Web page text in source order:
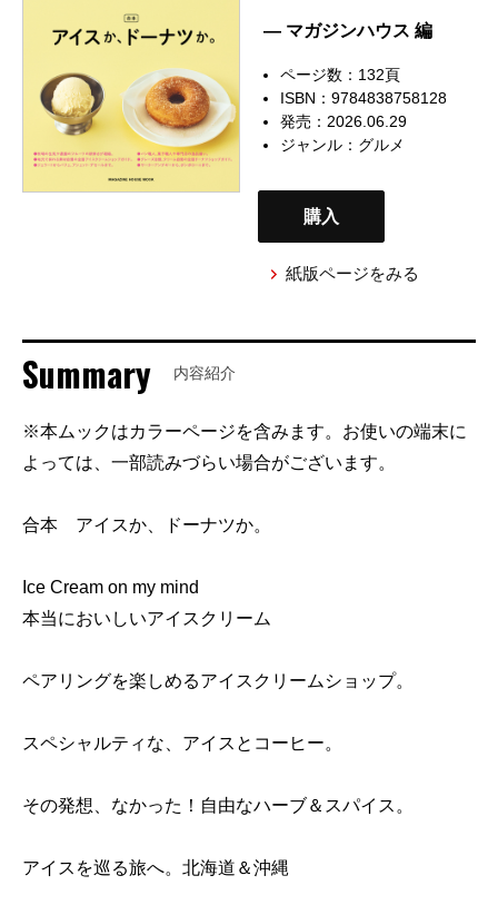
— マガジンハウス 編
ページ数：132頁
ISBN：9784838758128
発売：2026.06.29
ジャンル： グルメ
購入
紙版ページをみる
Summary 内容紹介
※本ムックはカラーページを含みます。お使いの端末に
よっては、一部読みづらい場合がございます。
合本 アイスか、ドーナツか。
Ice Cream on my mind
本当においしいアイスクリーム
ペアリングを楽しめるアイスクリームショップ。
スペシャルティな、アイスとコーヒー。
その発想、なかった！自由なハーブ＆スパイス。
アイスを巡る旅へ。北海道＆沖縄